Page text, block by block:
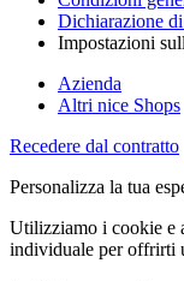
Dichiarazione
Impostazioni
Azienda
Altri nice Shops
Recedere dal contratto
Personalizza la tua
Utilizziamo i cookie e
individuale per offrirti